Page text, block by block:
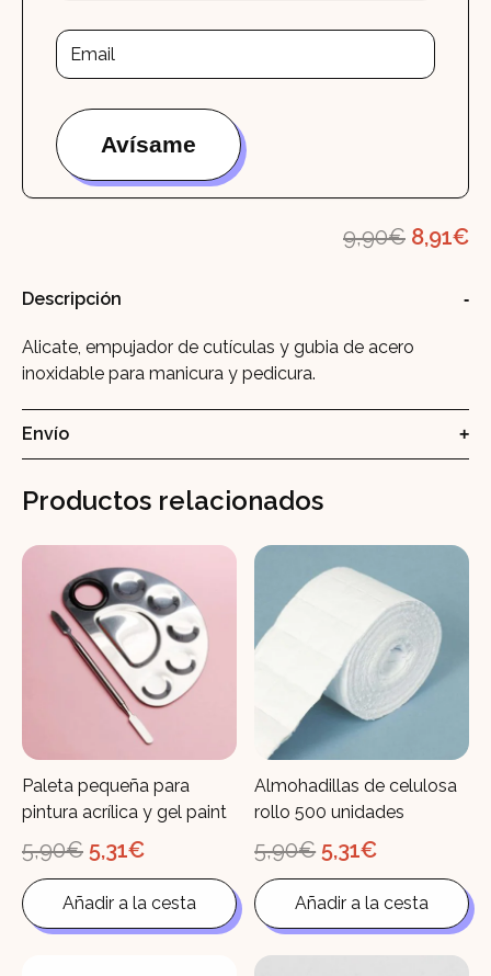
9,90€ El
original
8,91€El
Descripción
Alicate, empujador de cutículas y gubia de acero
inoxidable para manicura y pedicura.
Envío
Productos relacionados
Paleta pequeña para
pintura acrílica y gel paint
5,90€ El
precio
original
era:
5,90€.
5,31€El
actual
es:
5,31€.
Añadir a la cesta
Almohadillas de celulosa
rollo 500 unidades
5,90€ El
precio
original
era:
5,90€.
5,31€El
actual
es:
5,31€.
Añadir a la cesta